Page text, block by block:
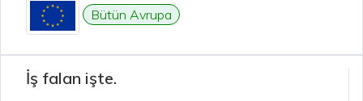
Bütün Avrupa
İş falan işte.